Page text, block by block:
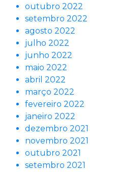
outubro 2022
setembro 2022
agosto 2022
julho 2022
junho 2022
maio 2022
abril 2022
março 2022
fevereiro 2022
janeiro 2022
dezembro 2021
novembro 2021
outubro 2021
setembro 2021